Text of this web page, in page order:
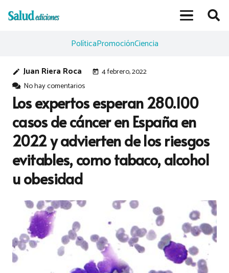
PolíticaPromociónCiencia
edit Juan Riera Roca today 4 febrero, 2022
No hay comentarios
Los expertos esperan 280.100
casos de cáncer en España en
2022 y advierten de los riesgos
evitables, como tabaco, alcohol
u obesidad